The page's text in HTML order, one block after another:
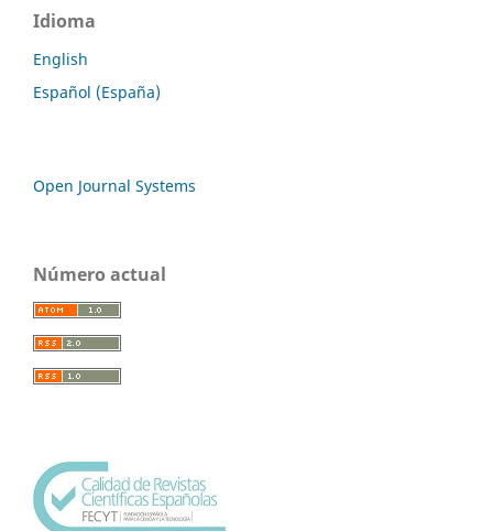
Idioma
English
Español (España)
Open Journal Systems
Número actual